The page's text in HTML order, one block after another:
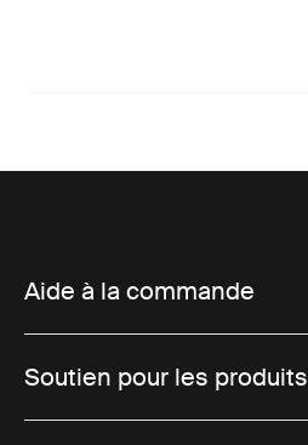
Aide à la commande
Soutien pour les produits